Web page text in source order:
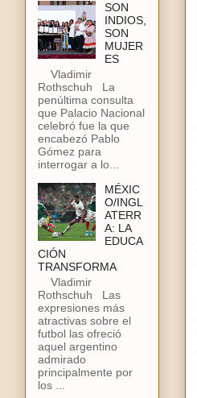
SON
INDIOS,
SON
MUJER
ES
Vladimir
Rothschuh La
penúltima consulta
que Palacio Nacional
celebró fue la que
encabezó Pablo
Gómez para
interrogar a lo...
MÉXIC
O/INGL
ATERR
A: LA
EDUCA
CIÓN
TRANSFORMA
Vladimir
Rothschuh Las
expresiones más
atractivas sobre el
futbol las ofreció
aquel argentino
admirado
principalmente por
los ...